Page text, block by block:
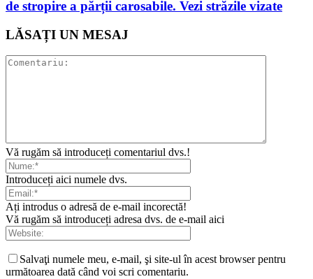
de stropire a părții carosabile. Vezi străzile vizate
LĂSAȚI UN MESAJ
Vă rugăm să introduceți comentariul dvs.!
Introduceți aici numele dvs.
Ați introdus o adresă de e-mail incorectă!
Vă rugăm să introduceți adresa dvs. de e-mail aici
Salvaţi numele meu, e-mail, şi site-ul în acest browser pentru
următoarea dată când voi scri comentariu.